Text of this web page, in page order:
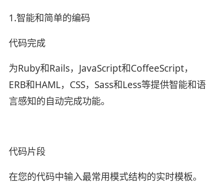
1.智能和简单的编码
代码完成
为Ruby和Rails，JavaScript和CoffeeScript，
ERB和HAML，CSS，Sass和Less等提供智能和语
言感知的自动完成功能。
代码片段
在您的代码中输入最常用模式结构的实时模板。